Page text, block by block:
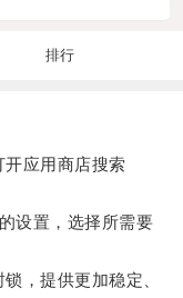
排行
应用商店搜索
设置，选择所需要
，提供更加稳定、